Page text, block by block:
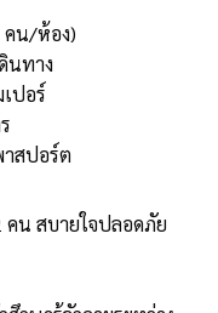
คน/ห้อง)
นทาง
ปอร์
สปอร์ต
คน สบายใจปลอดภัย